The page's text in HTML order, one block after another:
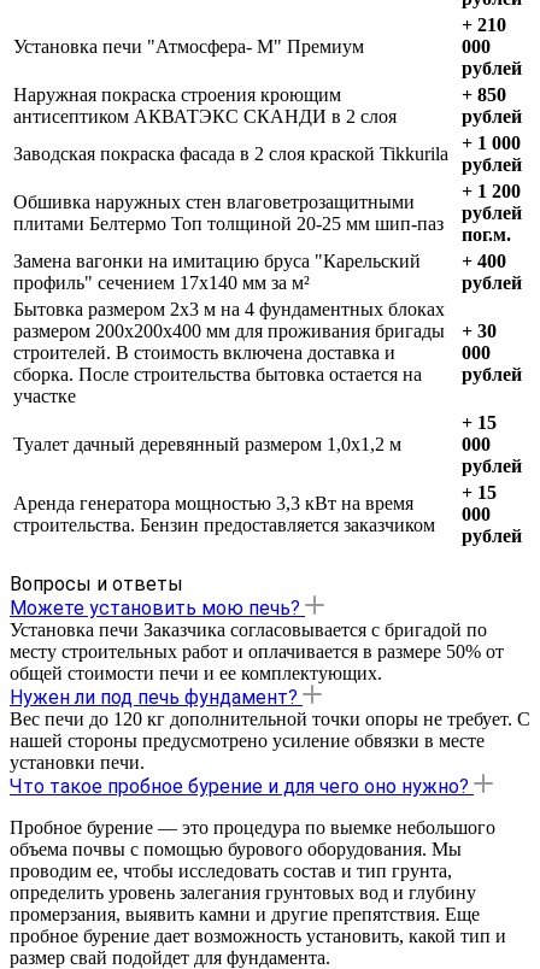
Установка печи "Атмосфера- М" Премиум
+ 210
000
рублей
Наружная покраска строения кроющим
антисептиком АКВАТЭКС СКАНДИ в 2 слоя
+ 850
рублей
Заводская покраска фасада в 2 слоя краской Tikkurila
+ 1 000
рублей
Обшивка наружных стен влаговетрозащитными
плитами Белтермо Топ толщиной 20-25 мм шип-паз
+ 1 200
рублей
пог.м.
Замена вагонки на имитацию бруса "Карельский
профиль" сечением 17х140 мм за м²
+ 400
рублей
Бытовка размером 2х3 м на 4 фундаментных блоках
размером 200х200х400 мм для проживания бригады
строителей. В стоимость включена доставка и
сборка. После строительства бытовка остается на
участке
+ 30
000
рублей
Туалет дачный деревянный размером 1,0х1,2 м
+ 15
000
рублей
Аренда генератора мощностью 3,3 кВт на время
строительства. Бензин предоставляется заказчиком
+ 15
000
рублей
Вопросы и ответы
Можете установить мою печь?
Установка печи Заказчика согласовывается с бригадой по
месту строительных работ и оплачивается в размере 50% от
общей стоимости печи и ее комплектующих.
Нужен ли под печь фундамент?
Вес печи до 120 кг дополнительной точки опоры не требует. С
нашей стороны предусмотрено усиление обвязки в месте
установки печи.
Что такое пробное бурение и для чего оно нужно?
Пробное бурение — это процедура по выемке небольшого
объема почвы с помощью бурового оборудования. Мы
проводим ее, чтобы исследовать состав и тип грунта,
определить уровень залегания грунтовых вод и глубину
промерзания, выявить камни и другие препятствия. Еще
пробное бурение дает возможность установить, какой тип и
размер свай подойдет для фундамента.